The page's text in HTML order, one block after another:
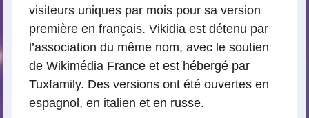
visiteurs uniques par mois pour sa version
première en français. Vikidia est détenu par
l’association du même nom, avec le soutien
de Wikimédia France et est hébergé par
Tuxfamily. Des versions ont été ouvertes en
espagnol, en italien et en russe.